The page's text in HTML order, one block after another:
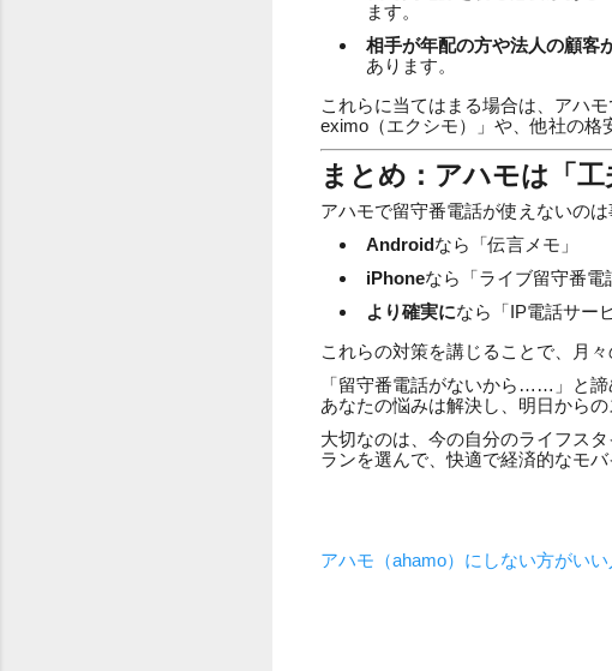
ます。
相手が年配の方や法人の顧客
あります。
これらに当てはまる場合は、アハ
eximo（エクシモ）」や、他社の格
まとめ：アハモは「
アハモで留守番電話が使えないの
Androidなら「伝言メモ」
iPhoneなら「ライブ留守番電
より確実になら「IP電話サー
これらの対策を講じることで、月
「留守番電話がないから……」と
あなたの悩みは解決し、明日から
大切なのは、今の自分のライフス
ランを選んで、快適で経済的なモ
アハモ（ahamo）にしない方がい